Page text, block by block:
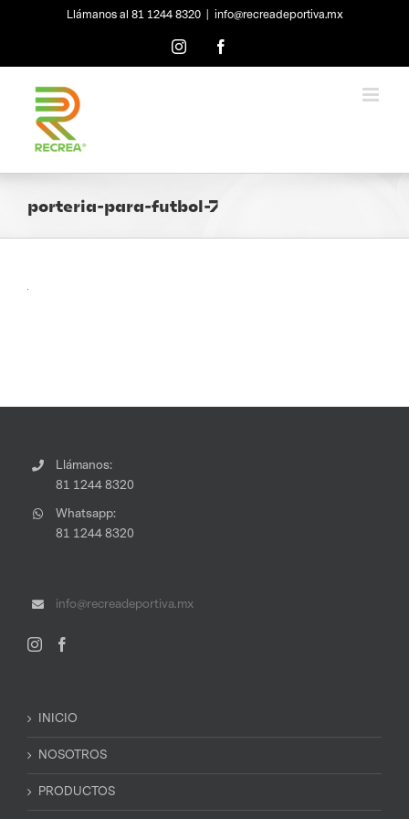
Llámanos al 81 1244 8320 info@recreadeportiva.mx
Instagram
porteria-para-futbol-7
Llámanos:
81 1244 8320
Whatsapp:
81 1244 8320
info@recreadeportiva.mx
INICIO
NOSOTROS
PRODUCTOS